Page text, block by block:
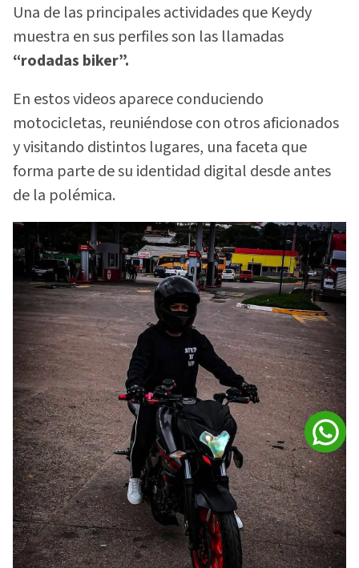
Una de las principales actividades que Keydy
muestra en sus perfiles son las llamadas
“rodadas biker”.
En estos videos aparece conduciendo
motocicletas, reuniéndose con otros aficionados
y visitando distintos lugares, una faceta que
forma parte de su identidad digital desde antes
de la polémica.